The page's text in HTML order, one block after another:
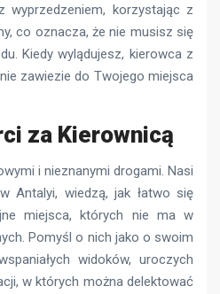
wyprzedzeniem, korzystając z
co oznacza, że ​​nie musisz się
Kiedy wylądujesz, kierowca z
zawiezie do Twojego miejsca
za Kierownicą
i nieznanymi drogami. Nasi
Antalyi, wiedzą, jak łatwo się
miejsca, których nie ma w
Pomyśl o nich jako o swoim
widoków, uroczych
w których można delektować